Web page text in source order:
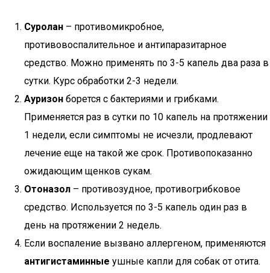
Суролан – противомикробное,
противовоспалительное и антипаразитарное
средство. Можно применять по 3-5 капель два раза в
сутки. Курс обработки 2-3 недели.
Ауризон борется с бактериями и грибками.
Применяется раз в сутки по 10 капель на протяжении
1 недели, если симптомы не исчезли, продлевают
лечение еще на такой же срок. Противопоказанно
ожидающим щенков сукам.
Отоназол – противозудное, противогрибковое
средство. Используется по 3-5 капель один раз в
день на протяжении 2 недель.
Если воспаление вызвано аллергеном, применяются
антигистаминные ушные капли для собак от отита.